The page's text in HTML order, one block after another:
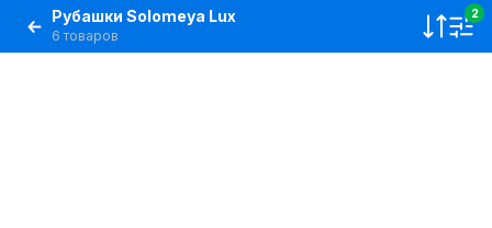
Рубашки Solomeya Lux
6 товаров
2